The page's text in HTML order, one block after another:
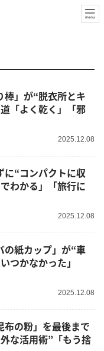
棒」が“脱衣所とキ
「よく乾く」「邪
2025.12.08
に“コンパクトに収
わかる」「旅行に
2025.12.08
の紙カップ」が“車
つかなかった」
2025.12.08
布の粉」を最後まで
な活用術”「もう捨